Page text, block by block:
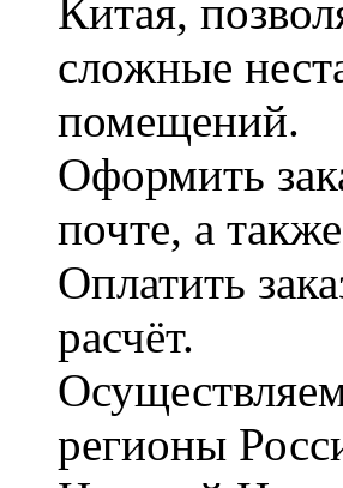
Китая,
сложные
помещений.
Оформить
почте, а
Оплатить
расчёт.
регионы